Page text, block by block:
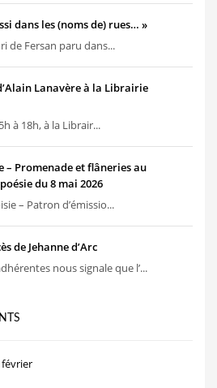
dans les (noms de) rues… »
de Fersan paru dans...
Lanavère à la Librairie
à 18h, à la Librair...
– Promenade et flâneries au
du 8 mai 2026
– Patron d’émissio...
de Jehanne d’Arc
nous signale que l’...
février